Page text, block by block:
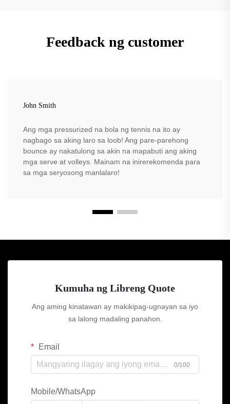
Feedback ng customer
John Smith
Ang mga pressurized na bola ng tennis na ito ay
nagbago sa aking laro sa loob! Ang pare-parehong
bounce ay nakatulong sa akin na mapabuti ang aking
mga serve at volleys. Mainam na inirerekomenda para
sa mga seryosong manlalaro!
Kumuha ng Libreng Quote
Ang aming kinatawan ay makikipag-ugnayan sa iyo
sa lalong madaling panahon.
Email
0/100
Mobile/WhatsApp